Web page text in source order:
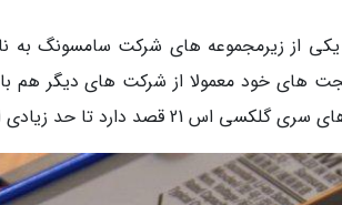
های خود معمولا از شرکت های دیگر هم
حد زیادی از باتری های چینی بهره ببرد.